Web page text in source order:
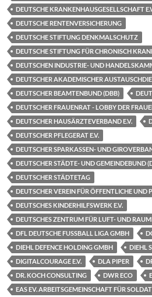
DEUTSCHE KRANKENHAUSGESELLSCHAFT
DEUTSCHE RENTENVERSICHERUNG
DEUTSCHE STIFTUNG DENKMALSCHUTZ
DEUTSCHE STIFTUNG FÜR CHRONISCH
DEUTSCHEN INDUSTRIE- UND
DEUTSCHER AKADEMISCHER
DEUTSCHER BEAMTENBUND (DBB)
DEUTSCHER FRAUENRAT - LOBBY DER
DEUTSCHER HAUSÄRZTEVERBAND E.V.
DEUTSCHER PFLEGERAT E.V.
DEUTSCHER SPARKASSEN- UND
DEUTSCHER STÄDTE- UND GEMEINDEBUND
DEUTSCHER STÄDTETAG
DEUTSCHER VEREIN FÜR ÖFFENTLICHE UND
DEUTSCHES KINDERHILFSWERK E.V.
DEUTSCHES ZENTRUM FÜR LUFT- UND
DFL DEUTSCHE FUSSBALL LIGA GMBH
DIEHL DEFENCE HOLDING GMBH
DIEHL
DIGITALCOURAGE E.V.
DLA PIPER
DR. KOCH CONSULTING
DWR ECO
EAS EV. ARBEITSGEMEINSCHAFT FÜR